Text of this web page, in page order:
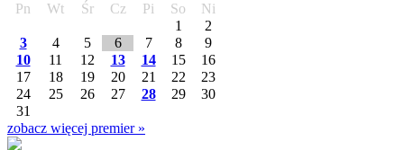
Pn
Wt Śr Cz Pi So
Ni
1
2
3
4 5 6 7 8
9
10
11 12 13 14 15
16
17
18 19 20 21 22
23
24
25 26 27 28 29
30
31
zobacz więcej premier »